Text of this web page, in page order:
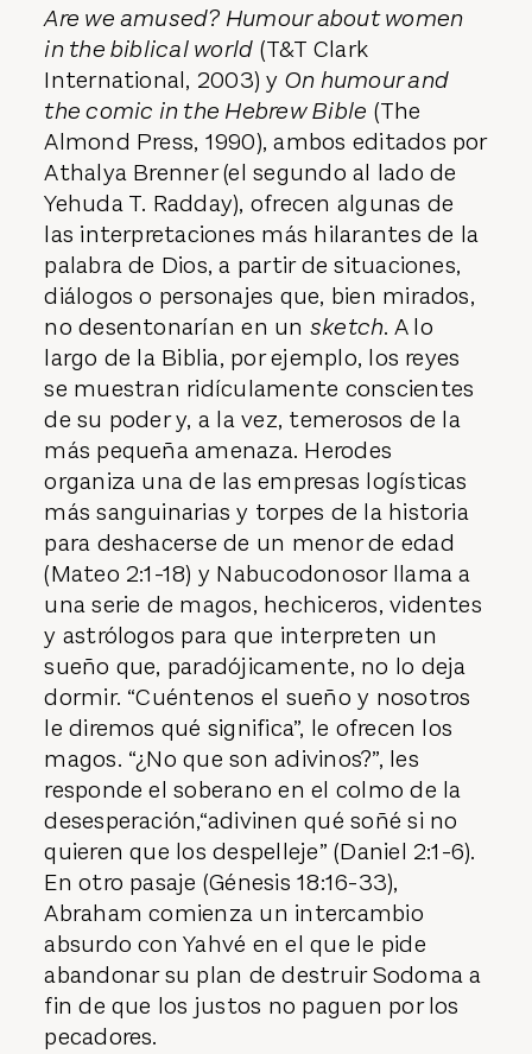
Are we amused? Humour about women
in the biblical world (T&T Clark
International, 2003) y On humour and
the comic in the Hebrew Bible (The
Almond Press, 1990), ambos editados por
Athalya Brenner (el segundo al lado de
Yehuda T. Radday), ofrecen algunas de
las interpretaciones más hilarantes de la
palabra de Dios, a partir de situaciones,
diálogos o personajes que, bien mirados,
no desentonarían en un sketch. A lo
largo de la Biblia, por ejemplo, los reyes
se muestran ridículamente conscientes
de su poder y, a la vez, temerosos de la
más pequeña amenaza. Herodes
organiza una de las empresas logísticas
más sanguinarias y torpes de la historia
para deshacerse de un menor de edad
(Mateo 2:1-18) y Nabucodonosor llama a
una serie de magos, hechiceros, videntes
y astrólogos para que interpreten un
sueño que, paradójicamente, no lo deja
dormir. “Cuéntenos el sueño y nosotros
le diremos qué significa”, le ofrecen los
magos. “¿No que son adivinos?”, les
responde el soberano en el colmo de la
desesperación,“adivinen qué soñé si no
quieren que los despelleje” (Daniel 2:1-6).
En otro pasaje (Génesis 18:16-33),
Abraham comienza un intercambio
absurdo con Yahvé en el que le pide
abandonar su plan de destruir Sodoma a
fin de que los justos no paguen por los
pecadores.